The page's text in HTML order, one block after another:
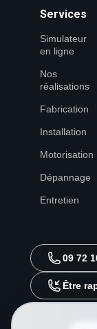
Services
Simulateur
en ligne
Nos
réalisations
Fabrication
Installation
Motorisation
Dépannage
Entretien
09 72
Être